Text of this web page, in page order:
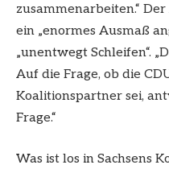
zusammenarbeiten.“
ein „enormes Ausmaß
„unentwegt Schleifen“.
Auf die Frage, ob die
Koalitionspartner sei,
Frage.“
Was ist los in Sachsens